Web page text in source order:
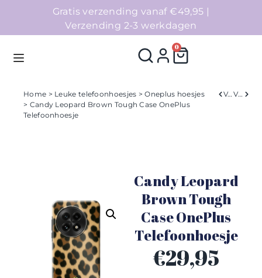
Gratis verzending vanaf €49,95 |
Verzending 2-3 werkdagen
0
Homepage
Collecties
Contact
Home > Leuke telefoonhoesjes >Oneplus hoesjes
> Candy Leopard Brown Tough Case OnePlus
Telefoonhoesje
Verleden Volgend
Candy Leopard
Brown Tough
Case OnePlus
Telefoonhoesje
€29,95